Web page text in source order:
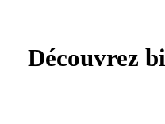
Découvrez